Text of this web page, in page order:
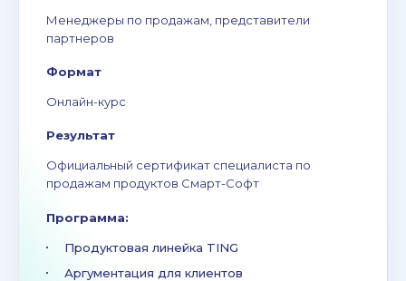
Менеджеры по продажам, представители
партнеров
Формат
Онлайн-курс
Результат
Официальный сертификат специалиста по
продажам продуктов Смарт-Софт
Программа:
Продуктовая линейка TING
Аргументация для клиентов